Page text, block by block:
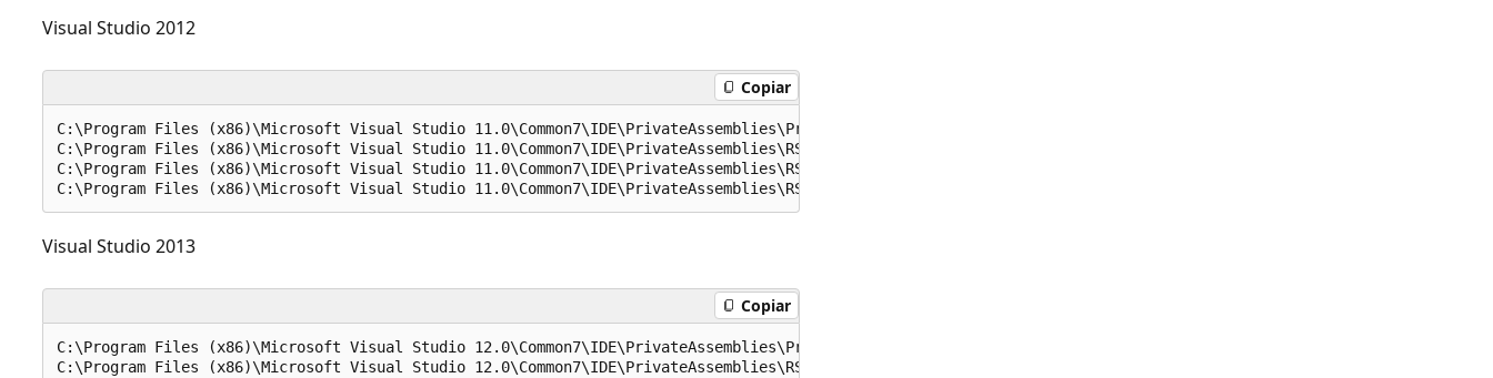
Visual Studio 2012
Copiar
C:\Program Files (x86)\Microsoft Visual Studio 11.0\Common7\IDE\PrivateAssemblies\PreviewProcessingService.exe.config
C:\Program Files (x86)\Microsoft Visual Studio 11.0\Common7\IDE\PrivateAssemblies\RSPreviewPolicy.config
C:\Program Files (x86)\Microsoft Visual Studio 11.0\Common7\IDE\PrivateAssemblies\RSReportDesigner.config
Visual Studio 2013
Copiar
C:\Program Files (x86)\Microsoft Visual Studio 12.0\Common7\IDE\PrivateAssemblies\PreviewProcessingService.exe.config
C:\Program Files (x86)\Microsoft Visual Studio 12.0\Common7\IDE\PrivateAssemblies\RSPreviewPolicy.config